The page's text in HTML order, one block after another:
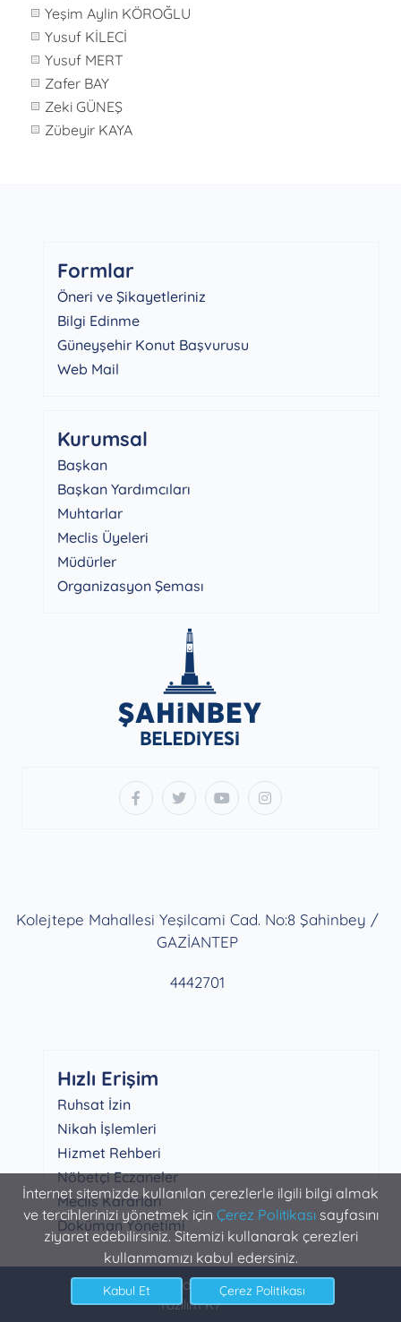
İnternet sitemizde kullanılan çerezlerle ilgili bilgi almak
ve tercihlerinizi yönetmek için Çerez Politikasısayfasını
ziyaret edebilirsiniz. Sitemizi kullanarak çerezleri
kullanmamızı kabul edersiniz.
Yeşim Aylin KÖROĞLU
Yusuf KİLECİ
Yusuf MERT
Zafer BAY
Zeki GÜNEŞ
Zübeyir KAYA
Formlar
Öneri ve Şikayetleriniz
Bilgi Edinme
Güneyşehir Konut Başvurusu
Web Mail
Kurumsal
Başkan
Başkan Yardımcıları
Muhtarlar
Meclis Üyeleri
Müdürler
Organizasyon Şeması
Kolejtepe Mahallesi Yeşilcami Cad. No:8 Şahinbey /
GAZİANTEP
4442701
Hızlı Erişim
Ruhsat İzin
Nikah İşlemleri
Hizmet Rehberi
Nöbetçi Eczaneler
Meclis Kararları
Doküman Yönetimi
Şahinbey Belediyesi Bilgi İşlem
Yazılım K7